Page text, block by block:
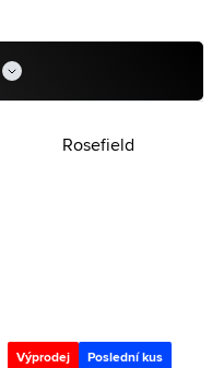
Výprodej Poslední kus